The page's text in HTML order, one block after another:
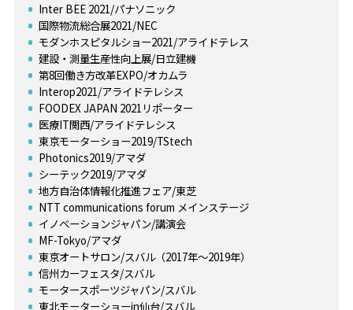
Inter BEE 2021/パナソニック
国際物流総合展2021/NEC
モダンホスピタルショー2021/アライドテレス
建設・測量生産性向上展/日立建機
第8回働き方改革EXPO/オカムラ
Interop2021/アライドテレシス
FOODEX JAPAN 2021リポーター
医療IT関西/アライドテレシス
東京モーターショー2019/TStech
Photonics2019/アマダ
シーテック2019/アマダ
地方自治体情報化推進フェア/東芝
NTT communications forum メインステージ
イノベーションジャパン/講演会
MF-Tokyo/アマダ
東京オートサロン/スバル（2017年～2019年）
信州カーフェスタ/スバル
モータースポーツジャパン/スバル
東北モーターショーin仙台/スバル